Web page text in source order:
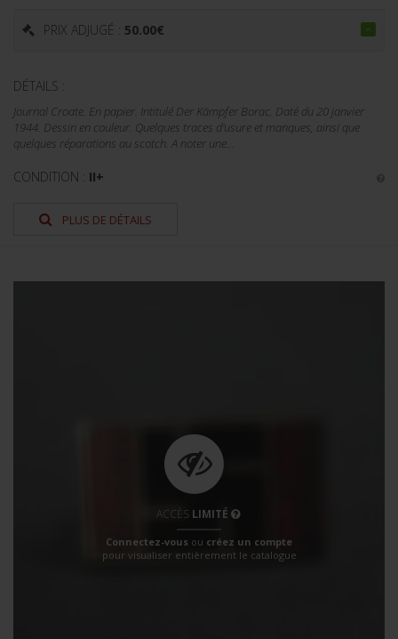
PRIX ADJUGÉ : 50.00€
DÉTAILS :
Journal Croate. En papier. Intitulé Der Kämpfer Borac. Daté du 20 janvier
1944. Dessin en couleur. Quelques traces d'usure et manques, ainsi que
quelques réparations au scotch. A noter une...
CONDITION : II+
PLUS DE DÉTAILS
ACCÈS LIMITÉ
Connectez-vous ou créez un compte
pour visualiser entièrement le catalogue